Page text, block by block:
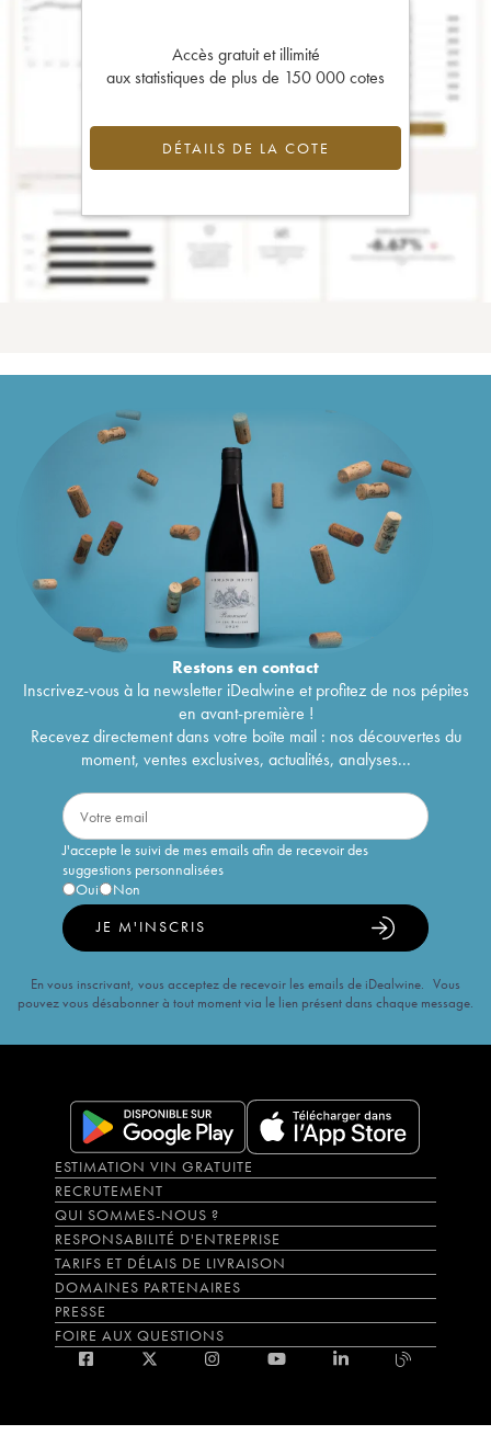
Accès gratuit et illimité
aux statistiques de plus de 150 000 cotes
DÉTAILS DE LA COTE
Restons encontact
Inscrivez-vous à la newsletter iDealwine et profitez de nos pépites
en avant-première !
Recevez directement dans votre boîte mail : nos découvertes du
moment, ventes exclusives, actualités, analyses...
J'accepte le suivi de mes emails afin de recevoir des
suggestions personnalisées
Oui
Non
JE M'INSCRIS
En vous inscrivant, vous acceptez de recevoir les emails de iDealwine. Vous
pouvez vous désabonner à tout moment via le lien présent dans chaque message.
ESTIMATION VIN GRATUITE
RECRUTEMENT
QUI SOMMES-NOUS ?
RESPONSABILITÉ D'ENTREPRISE
TARIFS ET DÉLAIS DE LIVRAISON
DOMAINES PARTENAIRES
PRESSE
FOIRE AUX QUESTIONS